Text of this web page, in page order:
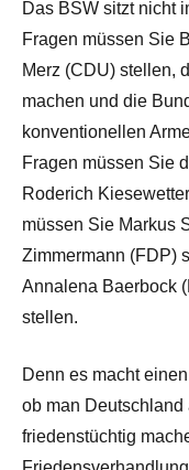
Das BSW sitzt nicht
Fragen müssen Sie
Merz (CDU) stellen,
machen und die
konventionellen
Fragen müssen Sie
Roderich
müssen Sie Markus
Zimmermann (FDP)
Annalena Baerbock
stellen.
Denn es macht
ob man Deutschland
friedenstüchtig